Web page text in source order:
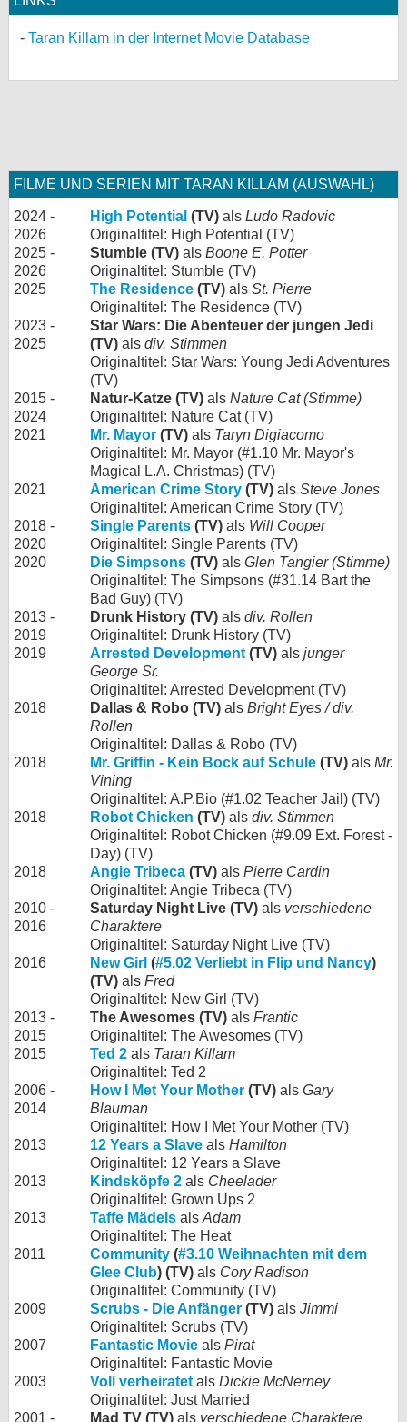
Taran Killam in der Internet Movie Database
FILME UND SERIEN MIT TARAN KILLAM (AUSWAHL)
2024 -
2026
High Potential (TV) als Ludo Radovic
Originaltitel: High Potential (TV)
2025 -
2026
Stumble (TV) als Boone E. Potter
Originaltitel: Stumble (TV)
2025
The Residence (TV) als St. Pierre
Originaltitel: The Residence (TV)
2023 -
2025
Star Wars: Die Abenteuer der jungen Jedi
(TV) als div. Stimmen
Originaltitel: Star Wars: Young Jedi Adventures
(TV)
2015 -
2024
Natur-Katze (TV) als Nature Cat (Stimme)
Originaltitel: Nature Cat (TV)
2021
Mr. Mayor (TV) als Taryn Digiacomo
Originaltitel: Mr. Mayor (#1.10 Mr. Mayor's
Magical L.A. Christmas) (TV)
2021
American Crime Story (TV) als Steve Jones
Originaltitel: American Crime Story (TV)
2018 -
2020
Single Parents (TV) als Will Cooper
Originaltitel: Single Parents (TV)
2020
Die Simpsons (TV) als Glen Tangier (Stimme)
Originaltitel: The Simpsons (#31.14 Bart the
Bad Guy) (TV)
2013 -
2019
Drunk History (TV) als div. Rollen
Originaltitel: Drunk History (TV)
2019
Arrested Development (TV) als junger
George Sr.
Originaltitel: Arrested Development (TV)
2018
Dallas & Robo (TV) als Bright Eyes / div.
Rollen
Originaltitel: Dallas & Robo (TV)
2018
Mr. Griffin - Kein Bock auf Schule (TV) als Mr.
Vining
Originaltitel: A.P.Bio (#1.02 Teacher Jail) (TV)
2018
Robot Chicken (TV) als div. Stimmen
Originaltitel: Robot Chicken (#9.09 Ext. Forest -
Day) (TV)
2018
Angie Tribeca (TV) als Pierre Cardin
Originaltitel: Angie Tribeca (TV)
2010 -
2016
Saturday Night Live (TV) als verschiedene
Charaktere
Originaltitel: Saturday Night Live (TV)
2016
New Girl (#5.02 Verliebt in Flip und Nancy)
(TV) als Fred
Originaltitel: New Girl (TV)
2013 -
2015
The Awesomes (TV) als Frantic
Originaltitel: The Awesomes (TV)
2015
Ted 2 als Taran Killam
Originaltitel: Ted 2
2006 -
2014
How I Met Your Mother (TV) als Gary
Blauman
Originaltitel: How I Met Your Mother (TV)
2013
12 Years a Slave als Hamilton
Originaltitel: 12 Years a Slave
2013
Kindsköpfe 2 als Cheelader
Originaltitel: Grown Ups 2
2013
Taffe Mädels als Adam
Originaltitel: The Heat
2011
Community (#3.10 Weihnachten mit dem
Glee Club) (TV) als Cory Radison
Originaltitel: Community (TV)
2009
Scrubs - Die Anfänger (TV) als Jimmi
Originaltitel: Scrubs (TV)
2007
Fantastic Movie als Pirat
Originaltitel: Fantastic Movie
2003
Voll verheiratet als Dickie McNerney
Originaltitel: Just Married
2001 -
Mad TV (TV) als verschiedene Charaktere